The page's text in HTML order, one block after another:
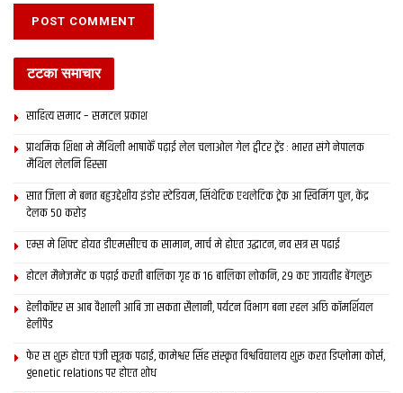
टटका समाचार
साहित्य समाद – समटल प्रकाश
प्राथमिक शि‍क्षा मे मैथि‍ली भाषाकेँ पढ़ाई लेल चलाओल गेल ट्वीटर ट्रेंड : भारत संगे नेपालक
मैथिल लेलनि हिस्सा
सात जिला मे बनत बहुउद्देशीय इंडोर स्‍टेडि‍यम, सिंथेटिक एथलेटिक ट्रेक आ स्विमिंग पुल, केंद्र
देलक 50 करोड़
एम्स मे शिफ्ट होयत डीएमसीएच क सामान, मार्च मे होएत उद्घाटन, नव सत्र स पढाई
होटल मैनेजमेंट क पढ़ाई करती बालिका गृह क 16 बालिका लोकनि, 29 कए जायतीह बेंगलुरु
हेलीकॉप्टर स आब वैशाली आबि जा सकता सैलानी, पर्यटन विभाग बना रहल अछि कॉमर्शियल
हेलीपैड
फेर स शुरू होएत पंजी सूत्रक पढाई, कामेश्वर सिंह संस्कृत विश्वविद्यालय शुरू करत डिप्लोमा कोर्स,
genetic relations पर होएत शोध